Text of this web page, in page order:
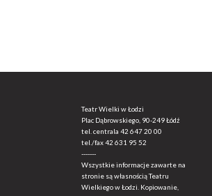
Teatr Wielki w Łodzi
Plac Dąbrowskiego, 90-249 Łódź
tel. centrala 42 647 20 00
tel./fax42 631 95 52
-------
Wszystkie informacje zawarte na
stronie są własnością Teatru
Wielkiego w Łodzi. Kopiowanie,